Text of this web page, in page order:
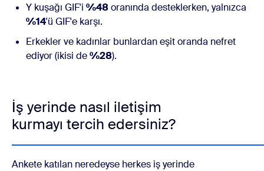
Y kuşağı GIF'i %48oranında desteklerken, yalnızca
%14'ü GIF'e karşı.
Erkekler ve kadınlar bunlardan eşit oranda nefret
ediyor (ikisi de%28).
İş yerinde nasıl iletişim
kurmayı tercih edersiniz?
Ankete katılan neredeyse herkes iş yerinde